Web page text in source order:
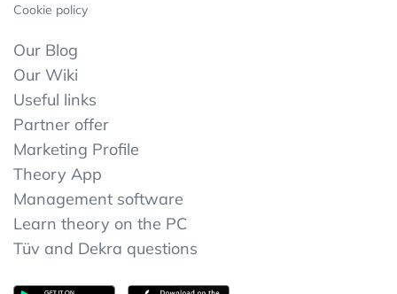
Cookie policy
Our Blog
Our Wiki
Useful links
Partner offer
Marketing Profile
Theory App
Management software
Learn theory on the PC
Tüv and Dekra questions